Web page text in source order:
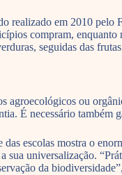
realizado em 2010
compram,
seguidas das
agroecológicos ou
É necessário também
das escolas mostra o
sua universalização.
da